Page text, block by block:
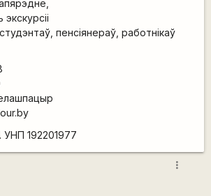
пенсіянераў, работнікаў
УНП 192201977
more_vert